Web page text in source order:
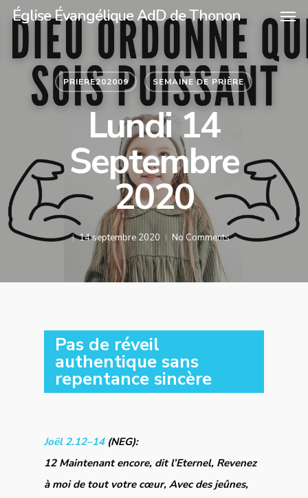
Église Évangélique AdD de Thonon
PRIERE202009 SEMAINE DE PRIÈRE
Lundi 14
Septembre
2020
14 septembre 2020 No Comments
Pas de réveil
authentique sans
repentance sincère
Joël 2.12–14(NEG):
12 Maintenant encore, dit l’Eternel, Revenez
à moi de tout votre cœur, Avec des jeûnes,